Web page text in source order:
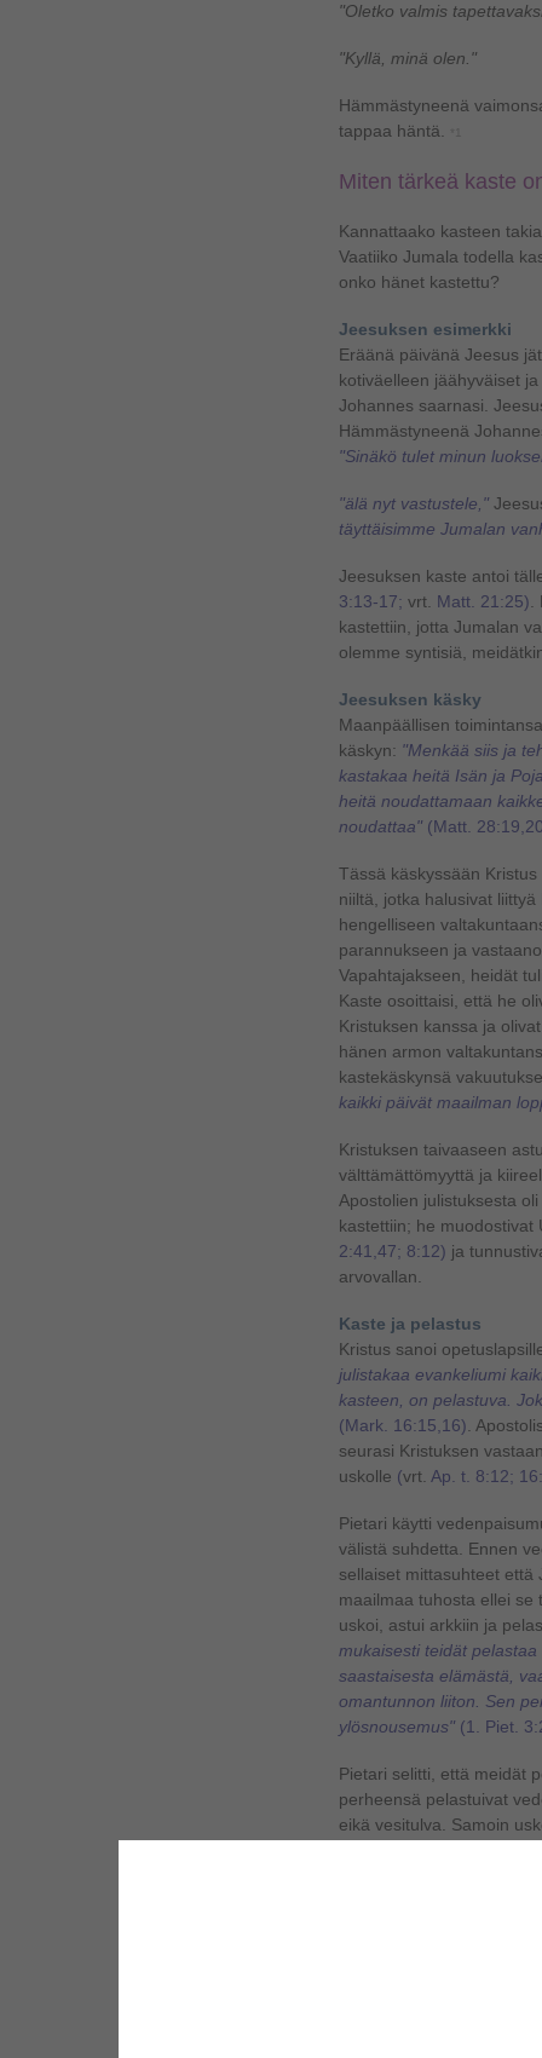
"Oletko valmis
"Kyllä, minä olen."
Hämmästyneenä
tappaa häntä.
Miten tärkeä kaste
Kannattaako kasteen
Vaatiiko Jumala todella
onko hänet kastettu?
Jeesuksen esimerkki
Eräänä päivänä Jeesus
kotiväelleen jäähyväiset
Johannes saarnasi.
Hämmästyneenä
"Sinäkö tulet minun
"älä nyt vastustele,"
täyttäisimme Jumalan
Jeesuksen kaste antoi
3:13-17; vrt. Matt. 21:25)
kastettiin, jotta Jumalan
olemme syntisiä,
Jeesuksen käsky
Maanpäällisen
käskyn: "Menkää siis ja
kastakaa heitä Isän ja
heitä noudattamaan
noudattaa" (Matt.
Tässä käskyssään
niiltä, jotka halusivat
hengelliseen
parannukseen ja
Vapahtajakseen, heidät
Kaste osoittaisi, että he
Kristuksen kanssa ja
hänen armon
kastekäskynsä
kaikki päivät maailman
Kristuksen taivaaseen
välttämättömyyttä ja
Apostolien julistuksesta
kastettiin; he
2:41,47; 8:12) ja
arvovallan.
Kaste ja pelastus
Kristus sanoi
julistakaa evankeliumi
kasteen, on pelastuva.
(Mark. 16:15,16) .
seurasi Kristuksen
uskolle (vrt. Ap. t. 8:12;
Pietari käytti
välistä suhdetta. Ennen
sellaiset mittasuhteet että
maailmaa tuhosta ellei se
uskoi, astui arkkiin ja
mukaisesti teidät
saastaisesta elämästä,
omantunnon liiton. Sen
ylösnousemus" (1. Piet.
Pietari selitti, että meidät
perheensä pelastuivat
eikä vesitulva. Samoin